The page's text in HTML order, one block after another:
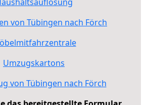
von Tübingen nach Förch
Umzugskartons
von Tübingen nach Förch